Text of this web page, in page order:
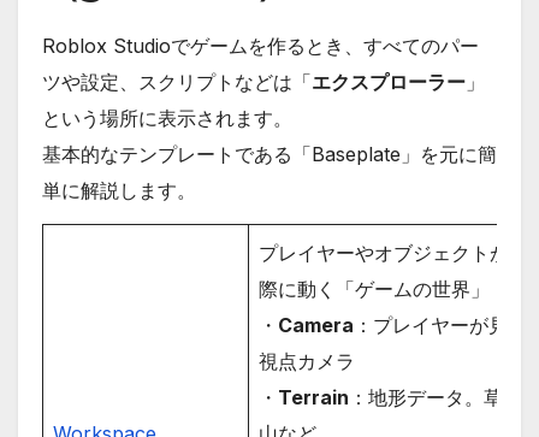
Roblox Studioでゲームを作るとき、すべてのパー
ツや設定、スクリプトなどは「エクスプローラー 」
という場所に表示されます。
基本的なテンプレートである「Baseplate」を元に簡
単に解説します。
プレイヤーやオブジェクトが実
際に動く「ゲームの世界」
・ Camera ：プレイヤーが見る
視点カメラ
・ Terrain ：地形データ。草原